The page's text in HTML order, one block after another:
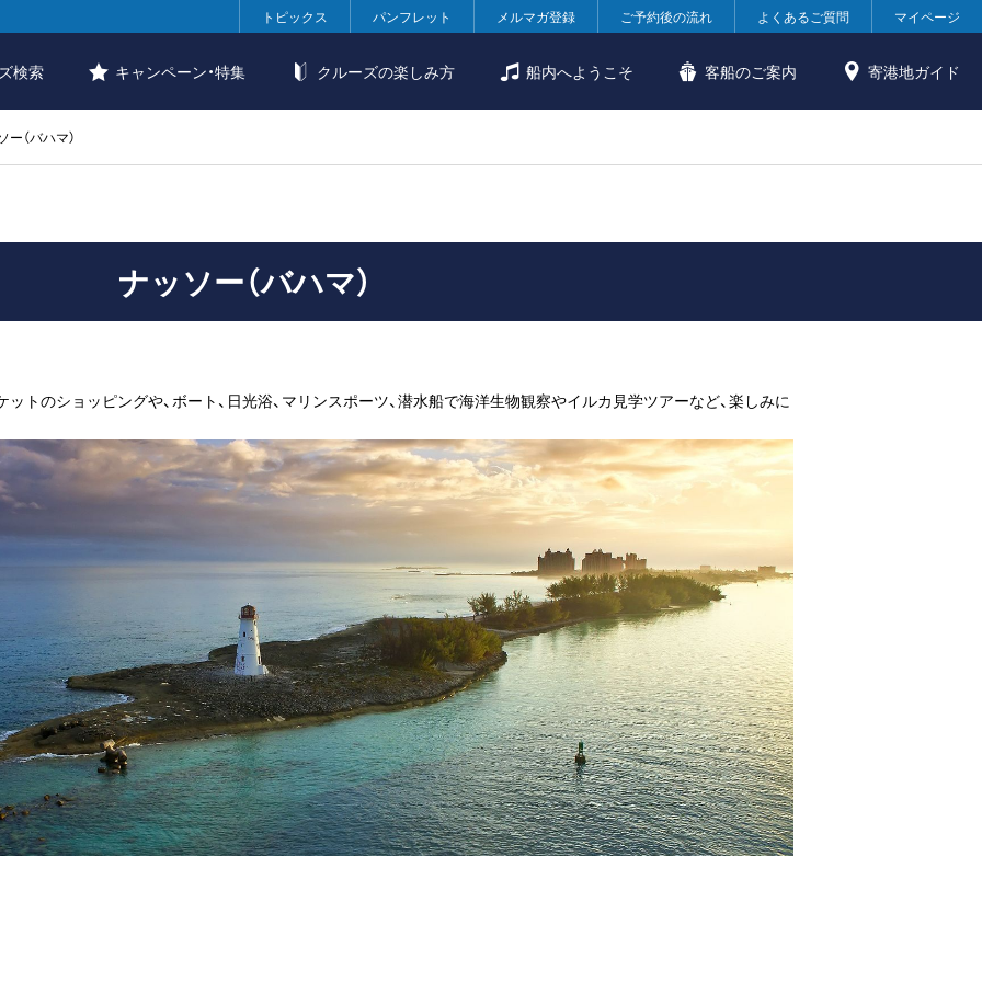
トピックス パンフレット メルマガ登録 ご予約後の流れ よくあるご質問 マイページ
検索 キャンペーン・特集 クルーズの楽しみ方 船内へようこそ 客船のご案内 寄港地ガイド
ー（バハマ）
ナッソー（バハマ）
トのショッピングや、ボート、日光浴、マリンスポーツ、潜水船で海洋生物観察やイルカ見学ツアーなど、楽しみに